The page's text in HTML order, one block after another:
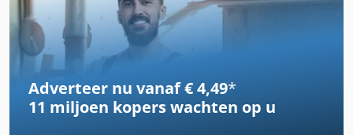
Adverteer nu vanaf € 4,49*
11 miljoen koperswachten op u